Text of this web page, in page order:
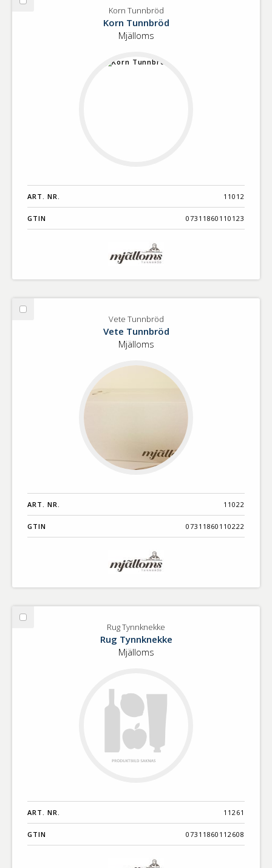
Välj
Korn Tunnbröd
Korn Tunnbröd
Mjälloms
ART. NR. 11012
GTIN 07311860110123
Välj
Vete Tunnbröd
Vete Tunnbröd
Mjälloms
ART. NR. 11022
GTIN 07311860110222
Välj
Rug Tynnknekke
Rug Tynnknekke
Mjälloms
ART. NR. 11261
GTIN 07311860112608